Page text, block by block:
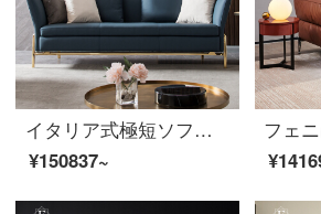
イタリア式極短ソファーヘッド層牛皮軟包は、軽くて贅沢な真皮羽毛客間現代ステンレス金属三人位の青いイタリア式極簡【四人位】
¥150837~